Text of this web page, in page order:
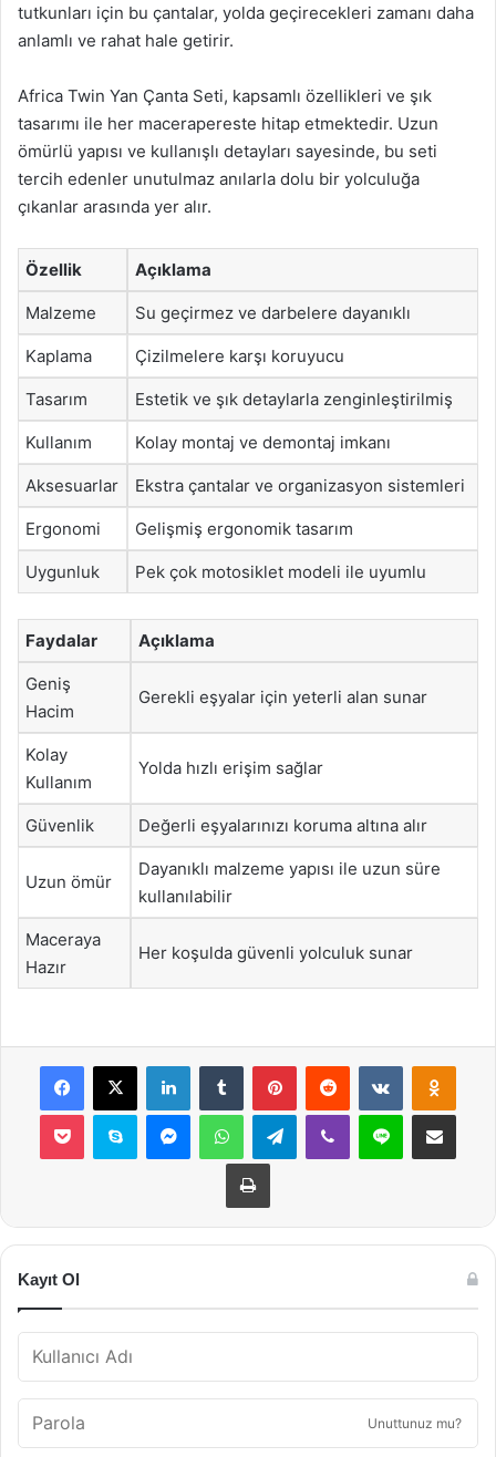
tutkunları için bu çantalar, yolda geçirecekleri zamanı daha
anlamlı ve rahat hale getirir.
Africa Twin Yan Çanta Seti, kapsamlı özellikleri ve şık
tasarımı ile her macerapereste hitap etmektedir. Uzun
ömürlü yapısı ve kullanışlı detayları sayesinde, bu seti
tercih edenler unutulmaz anılarla dolu bir yolculuğa
çıkanlar arasında yer alır.
Özellik Açıklama
Malzeme Su geçirmez ve darbelere dayanıklı
Kaplama Çizilmelere karşı koruyucu
Tasarım Estetik ve şık detaylarla zenginleştirilmiş
Kullanım Kolay montaj ve demontaj imkanı
Aksesuarlar Ekstra çantalar ve organizasyon sistemleri
Ergonomi Gelişmiş ergonomik tasarım
Uygunluk Pek çok motosiklet modeli ile uyumlu
Faydalar Açıklama
Geniş
Hacim
Gerekli eşyalar için yeterli alan sunar
Kolay
Kullanım
Yolda hızlı erişim sağlar
Güvenlik Değerli eşyalarınızı koruma altına alır
Uzun ömür
Dayanıklı malzeme yapısı ile uzun süre
kullanılabilir
Maceraya
Hazır
Her koşulda güvenli yolculuk sunar
Facebook
X LinkedInTumblr PinterestReddit VKontakte
Pocket Skype MessengerWhatsAppTelegramViber Line E-Posta ile
Yazdır
Kayıt Ol
Unuttunuz mu?